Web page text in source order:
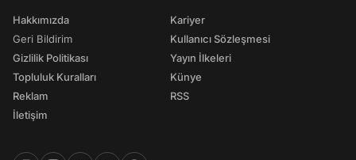
Hakkımızda
Geri Bildirim
Gizlilik Politikası
Topluluk Kuralları
Reklam
İletişim
Kariyer
Kullanıcı Sözleşmesi
Yayın İlkeleri
Künye
RSS